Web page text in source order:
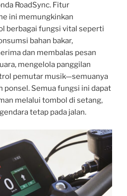
RoadSync. Fitur
ini memungkinkan
berbagai fungsi vital seperti
bahan bakar,
dan membalas pesan
mengelola panggilan
pemutar musik—semuanya
ponsel. Semua fungsi ini dapat
melalui tombol di setang,
tetap pada jalan.